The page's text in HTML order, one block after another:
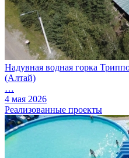
Надувная водная горка
(Алтай)
…
4 мая 2026
Реализованные проекты